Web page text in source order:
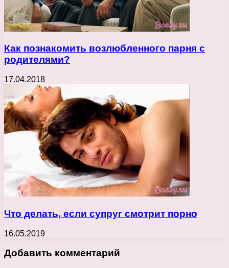
Как познакомить возлюбленного парня с
родителями?
17.04.2018
Что делать, если супруг смотрит порно
16.05.2019
Добавить комментарий